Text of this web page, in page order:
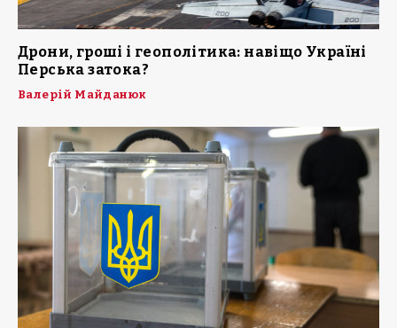
Дрони, гроші і геополітика: навіщо Україні
Перська затока?
Валерій Майданюк